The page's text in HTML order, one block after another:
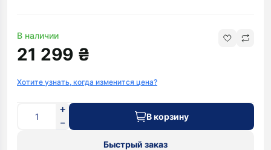
В наличии
21 299 ₴
Хотите узнать, когда изменится цена?
В корзину
Быстрый заказ